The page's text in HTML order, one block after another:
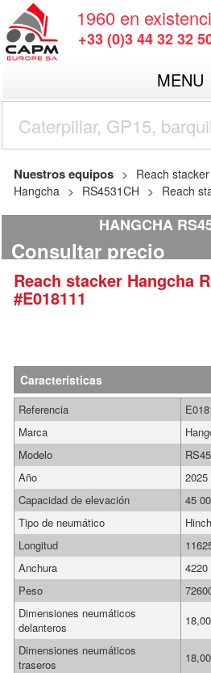
1960 en
+33 (0)3 44 32 32
MENU
Nuestros equipos Reach stacker
Hangcha
RS4531CH Reach
HANGCHA
Consultar precio
Reach stacker Hangcha
#E018111
Características
Referencia
Marca
Modelo
Año
2025
Capacidad de elevación
45
Tipo de neumático
Longitud
Anchura
4220
Peso
Dimensiones neumáticos
delanteros
Dimensiones neumáticos
traseros